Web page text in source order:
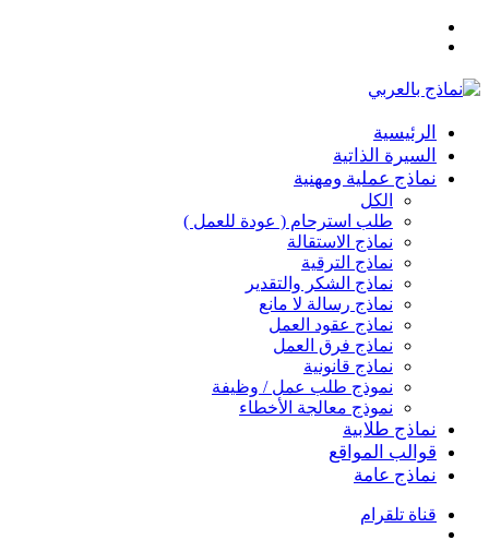
الرئيسية
السيرة الذاتية
نماذج عملية ومهنية
الكل
طلب استرحام ( عودة للعمل )
نماذج الاستقالة
نماذج الترقية
نماذج الشكر والتقدير
نماذج رسالة لا مانع
نماذج عقود العمل
نماذج فرق العمل
نماذج قانونية
نموذج طلب عمل / وظيفة
نموذج معالجة الأخطاء
نماذج طلابية
قوالب المواقع
نماذج عامة
قناة تلقرام